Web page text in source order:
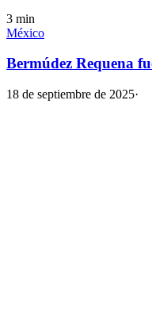
3 min
México
Bermúdez Requena
18 de septiembre de 2025·